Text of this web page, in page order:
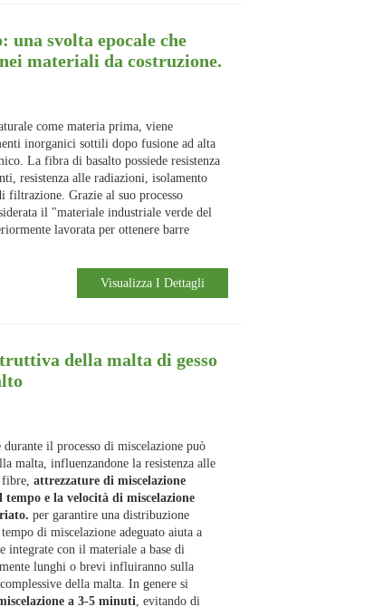
svolta epocale che
materiali da costruzione.
come materia prima, viene
inorganici sottili dopo fusione ad alta
La fibra di basalto possiede resistenza
resistenza alle radiazioni, isolamento
filtrazione. Grazie al suo processo
il "materiale industriale verde del
lavorata per ottenere barre
Visualizza I Dettagli
della malta di gesso
il processo di miscelazione può
malta, influenzandone la resistenza alle
fibre, attrezzature di miscelazione
tempo e la velocità di miscelazione
per garantire una distribuzione
di miscelazione adeguato aiuta a
integrate con il materiale a base di
lunghi o brevi influiranno sulla
della malta. In genere si
a 3-5 minuti, evitando di